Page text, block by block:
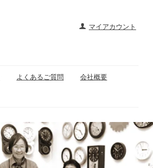
マイアカウント
よくあるご質問 会社概要